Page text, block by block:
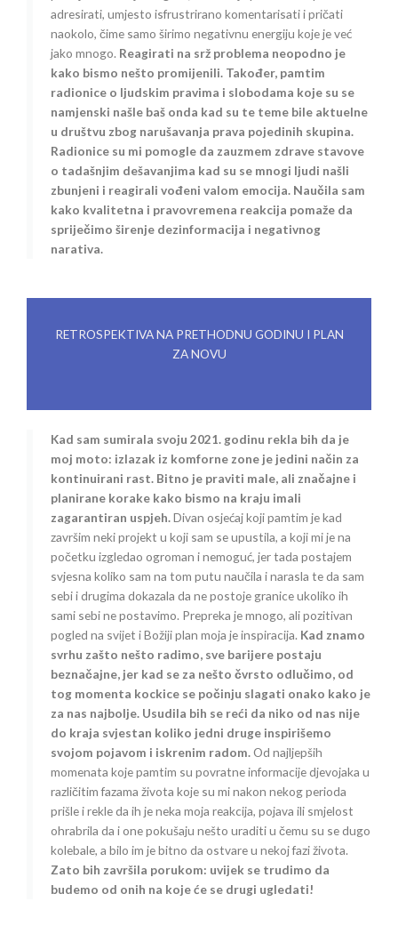
adresirati, umjesto isfrustrirano komentarisati i pričati
naokolo, čime samo širimo negativnu energiju koje je već
jako mnogo. Reagirati na srž problema neopodno je
kako bismo nešto promijenili. Također, pamtim
radionice o ljudskim pravima i slobodama koje su se
namjenski našle baš onda kad su te teme bile aktuelne
u društvu zbog narušavanja prava pojedinih skupina.
Radionice su mi pomogle da zauzmem zdrave stavove
o tadašnjim dešavanjima kad su se mnogi ljudi našli
zbunjeni i reagirali vođeni valom emocija. Naučila sam
kako kvalitetna i pravovremena reakcija pomaže da
spriječimo širenje dezinformacija i negativnog
narativa.
RETROSPEKTIVA NA PRETHODNU GODINU I PLAN
ZA NOVU
Kad sam sumirala svoju 2021. godinu rekla bih da je
moj moto: izlazak iz komforne zone je jedini način za
kontinuirani rast. Bitno je praviti male, ali značajne i
planirane korake kako bismo na kraju imali
zagarantiran uspjeh.Divan osjećaj koji pamtim je kad
završim neki projekt u koji sam se upustila, a koji mi je na
početku izgledao ogroman i nemoguć, jer tada postajem
svjesna koliko sam na tom putu naučila i narasla te da sam
sebi i drugima dokazala da ne postoje granice ukoliko ih
sami sebi ne postavimo. Prepreka je mnogo, ali pozitivan
pogled na svijet i Božiji plan moja je inspiracija. Kad znamo
svrhu zašto nešto radimo, sve barijere postaju
beznačajne, jer kad se za nešto čvrsto odlučimo, od
tog momenta kockice se počinju slagati onako kako je
za nas najbolje. Usudila bih se reći da niko od nas nije
do kraja svjestan koliko jedni druge inspirišemo
svojom pojavom i iskrenim radom.Od najljepših
momenata koje pamtim su povratne informacije djevojaka u
različitim fazama života koje su mi nakon nekog perioda
prišle i rekle da ih je neka moja reakcija, pojava ili smjelost
ohrabrila da i one pokušaju nešto uraditi u čemu su se dugo
kolebale, a bilo im je bitno da ostvare u nekoj fazi života.
Zato bih završila porukom: uvijek se trudimo da
budemo od onih na koje će se drugi ugledati!